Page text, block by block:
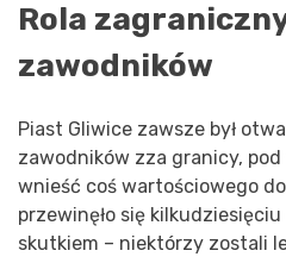
Rola
zawodników
Piast Gliwice zawsze był
zawodników zza granicy,
wnieść coś wartościowego
przewinęło się
skutkiem – niektórzy zostali